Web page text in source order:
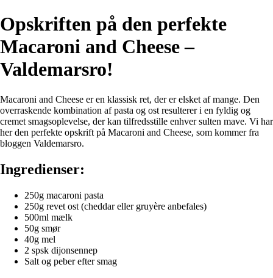
Opskriften på den perfekte
Macaroni and Cheese –
Valdemarsro!
Macaroni and Cheese er en klassisk ret, der er elsket af mange. Den
overraskende kombination af pasta og ost resulterer i en fyldig og
cremet smagsoplevelse, der kan tilfredsstille enhver sulten mave. Vi har
her den perfekte opskrift på Macaroni and Cheese, som kommer fra
bloggen Valdemarsro.
Ingredienser:
250g macaroni pasta
250g revet ost (cheddar eller gruyère anbefales)
500ml mælk
50g smør
40g mel
2 spsk dijonsennep
Salt og peber efter smag